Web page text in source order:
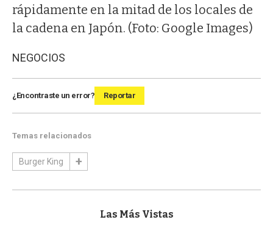
rápidamente en la mitad de los locales de
la cadena en Japón. (Foto: Google Images)
NEGOCIOS
¿Encontraste un error? Reportar
Temas relacionados
Burger King
Las Más Vistas